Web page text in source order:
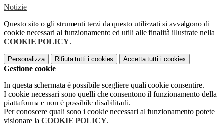
Notizie
Questo sito o gli strumenti terzi da questo utilizzati si avvalgono di
cookie necessari al funzionamento ed utili alle finalità illustrate nella
COOKIE POLICY.
Personalizza Rifiuta tutti i cookies Accetta tutti i cookies
Gestione cookie
In questa schermata è possibile scegliere quali cookie consentire.
I cookie necessari sono quelli che consentono il funzionamento della
piattaforma e non è possibile disabilitarli.
Per conoscere quali sono i cookie necessari al funzionamento potete
visionare la COOKIE POLICY.